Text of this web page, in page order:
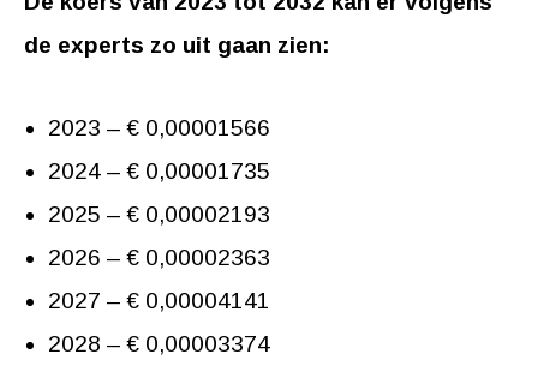
de experts zo uit gaan zien:
2023 – € 0,00001566
2024 – € 0,00001735
2025 – € 0,00002193
2026 – € 0,00002363
2027 – € 0,00004141
2028 – € 0,00003374